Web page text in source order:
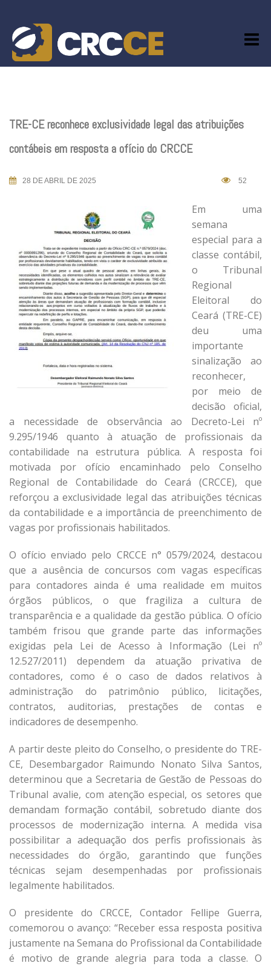
content
TRE-CE reconhece exclusividade legal das atribuições
contábeis em resposta a ofício do CRCCE
28 DE ABRIL DE 2025 52
Em uma
semana
especial para a
classe contábil,
o Tribunal
Regional
Eleitoral do
Ceará (TRE-CE)
deu uma
importante
sinalização ao
reconhecer,
por meio de
decisão oficial,
a necessidade de observância ao Decreto-Lei nº
9.295/1946 quanto à atuação de profissionais da
contabilidade na estrutura pública. A resposta foi
motivada por ofício encaminhado pelo Conselho
Regional de Contabilidade do Ceará (CRCCE), que
reforçou a exclusividade legal das atribuições técnicas
da contabilidade e a importância de preenchimento de
vagas por profissionais habilitados.
O ofício enviado pelo CRCCE n° 0579/2024, destacou
que a ausência de concursos com vagas específicas
para contadores ainda é uma realidade em muitos
órgãos públicos, o que fragiliza a cultura de
transparência e a qualidade da gestão pública. O ofício
também frisou que grande parte das informações
exigidas pela Lei de Acesso à Informação (Lei nº
12.527/2011) dependem da atuação privativa de
contadores, como é o caso de dados relativos à
administração do patrimônio público, licitações,
contratos, auditorias, prestações de contas e
indicadores de desempenho.
A partir deste pleito do Conselho, o presidente do TRE-
CE, Desembargador Raimundo Nonato Silva Santos,
determinou que a Secretaria de Gestão de Pessoas do
Tribunal avalie, com atenção especial, os setores que
demandam formação contábil, sobretudo diante dos
processos de modernização interna. A medida visa
possibilitar a adequação dos perfis profissionais às
necessidades do órgão, garantindo que funções
técnicas sejam desempenhadas por profissionais
legalmente habilitados.
O presidente do CRCCE, Contador Fellipe Guerra,
comemorou o avanço: “Receber essa resposta positiva
justamente na Semana do Profissional da Contabilidade
é motivo de grande alegria para toda a classe. O